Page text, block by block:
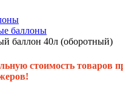
баллоны
баллон 40л (оборотный)
стоимость товаров